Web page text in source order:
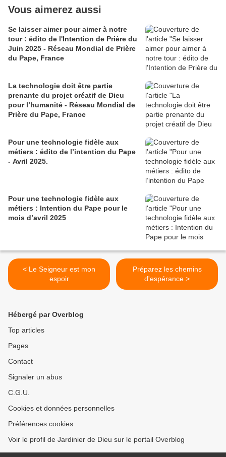
Vous aimerez aussi
Se laisser aimer pour aimer à notre
tour : édito de l'Intention de Prière du
Juin 2025 - Réseau Mondial de Prière
du Pape, France
La technologie doit être partie
prenante du projet créatif de Dieu
pour l’humanité - Réseau Mondial de
Prière du Pape, France
Pour une technologie fidèle aux
métiers : édito de l’intention du Pape
- Avril 2025.
Pour une technologie fidèle aux
métiers : Intention du Pape pour le
mois d’avril 2025
< Le Seigneur est mon
espoir
Préparez les chemins
d'espérance >
Hébergé par Overblog
Top articles
Pages
Contact
Signaler un abus
C.G.U.
Cookies et données personnelles
Préférences cookies
Voir le profil de Jardinier de Dieu sur le portail Overblog